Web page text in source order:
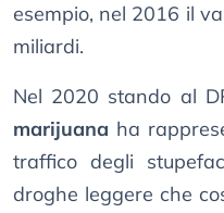
esempio, nel 2016 il
miliardi.
Nel 2020 stando al
marijuana ha
traffico degli
droghe leggere che